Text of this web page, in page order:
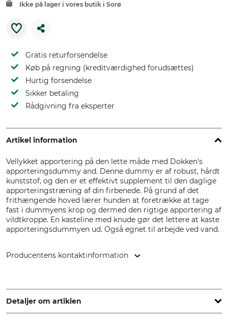
Ikke på lager i vores butik i Sorø
Gratis returforsendelse
Køb på regning (kreditværdighed forudsættes)
Hurtig forsendelse
Sikker betaling
Rådgivning fra eksperter
Artikel information
Vellykket apportering på den lette måde med Dokken's
apporteringsdummy and. Denne dummy er af robust, hårdt
kunststof, og den er et effektivt supplement til den daglige
apporteringstræning af din firbenede. På grund af det
frithængende hoved lærer hunden at foretrække at tage
fast i dummyens krop og dermed den rigtige apportering af
vildtkroppe. En kasteline med knude gør det lettere at kaste
apporteringsdummyen ud. Også egnet til arbejde ved vand.
Producentens kontaktinformation
Slovakia, www.mystique-dummy.eu
Detaljer om artiklen